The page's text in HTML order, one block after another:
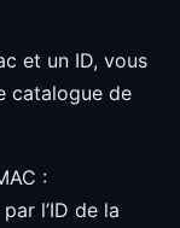
et un ID, vous
catalogue de
:
l’ID de la